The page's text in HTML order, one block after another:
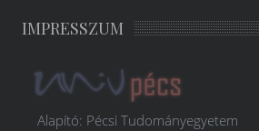
IMPRESSZUM
Alapító: Pécsi Tudományegyetem